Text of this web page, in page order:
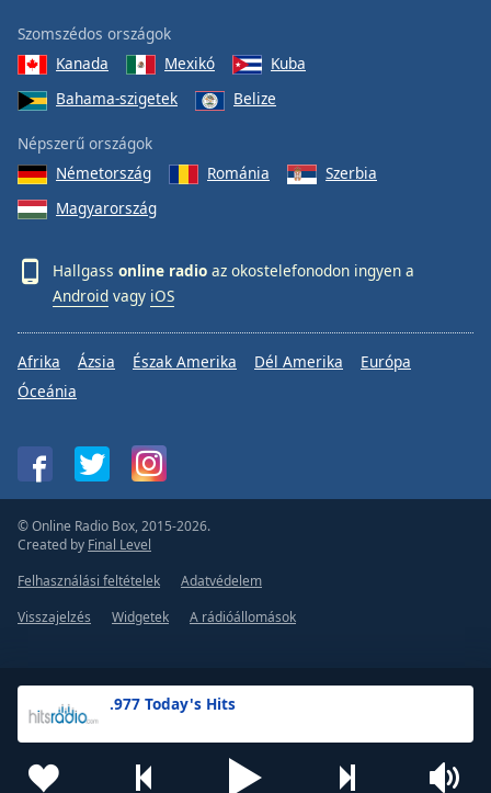
.977 Today's Hits
Szomszédos országok
Kanada
Mexikó
Kuba
Bahama-szigetek
Belize
Népszerű országok
Németország
Románia
Szerbia
Magyarország
Hallgass online radio az okostelefonodon ingyen a
Android vagy iOS
Afrika Ázsia Észak Amerika Dél Amerika
Európa
Óceánia
© Online Radio Box, 2015-2026.
Created by Final Level
Felhasználási feltételek
Adatvédelem
Visszajelzés
Widgetek A rádióállomások